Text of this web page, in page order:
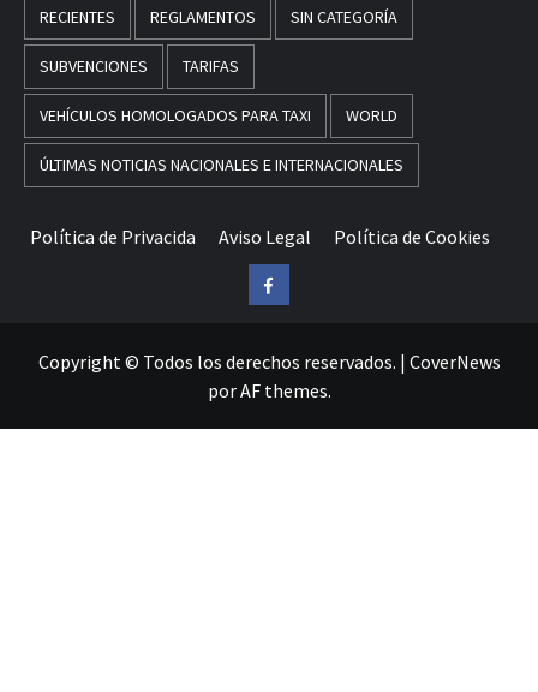
RECIENTES REGLAMENTOS SIN CATEGORÍA
SUBVENCIONES TARIFAS
VEHÍCULOS HOMOLOGADOS PARA TAXI WORLD
ÚLTIMAS NOTICIAS NACIONALES E INTERNACIONALES
Política de Privacida Aviso Legal Política de Cookies
Facebook
Copyright © Todos los derechos reservados. | CoverNews
por AF themes.